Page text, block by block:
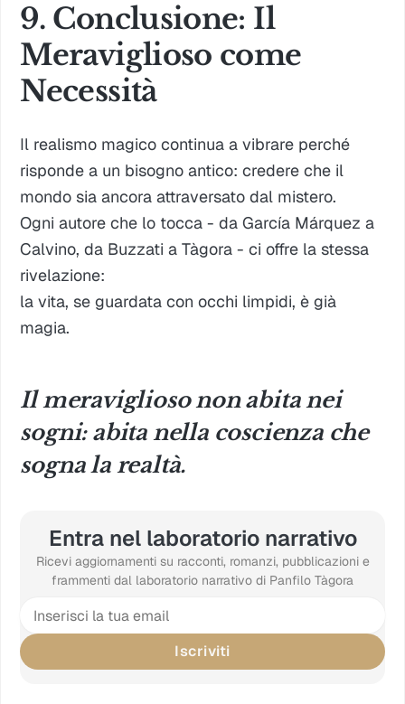
9. Conclusione: Il
Meraviglioso come
Necessità
Il realismo magico continua a vibrare perché
risponde a un bisogno antico: credere che il
mondo sia ancora attraversato dal mistero.
Ogni autore che lo tocca - da García Márquez a
Calvino, da Buzzati a Tàgora - ci offre la stessa
rivelazione:
la vita, se guardata con occhi limpidi, è già
magia.
Il meraviglioso non abita nei
sogni: abita nella coscienza che
sogna la realtà.
Entra nel laboratorio narrativo
Ricevi aggiornamenti su racconti, romanzi, pubblicazioni e
frammenti dal laboratorio narrativo di Panfilo Tàgora
Iscriviti